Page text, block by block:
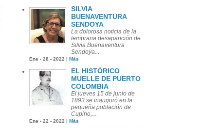
SILVIA
BUENAVENTURA
SENDOYA
La dolorosa noticia de la
temprana desaparición de
Silvia Buenaventura
Sendoya...
Ene - 28 - 2022 | Más
EL HISTÓRICO
MUELLE DE PUERTO
COLOMBIA
El jueves 15 de junio de
1893 se inauguró en la
pequeña población de
Cupino,...
Ene - 22 - 2022 | Más